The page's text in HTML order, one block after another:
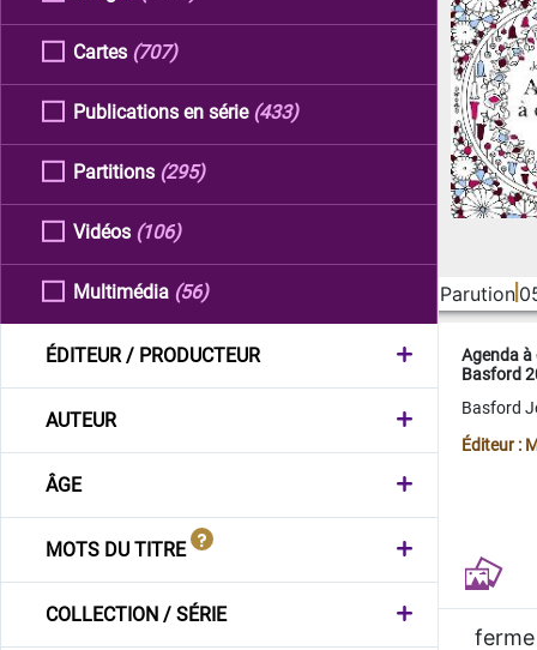
Cartes (707)
Publications en série (433)
Partitions (295)
Vidéos (106)
Multimédia (56)
ÉDITEUR / PRODUCTEUR
AUTEUR
ÂGE
MOTS DU TITRE
COLLECTION / SÉRIE
Parution
Agenda
Basford
Basford
Éditeur :
ferme